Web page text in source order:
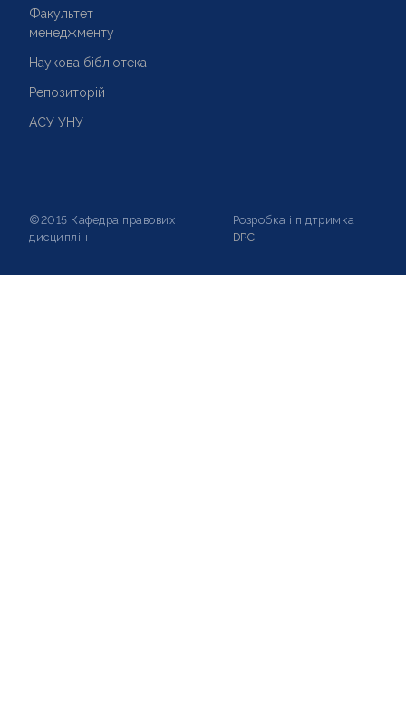
Факультет
менеджменту
Наукова бібліотека
Репозиторій
АСУ УНУ
©2015 Кафедра правових
дисциплін
Розробка і підтримка
DPC